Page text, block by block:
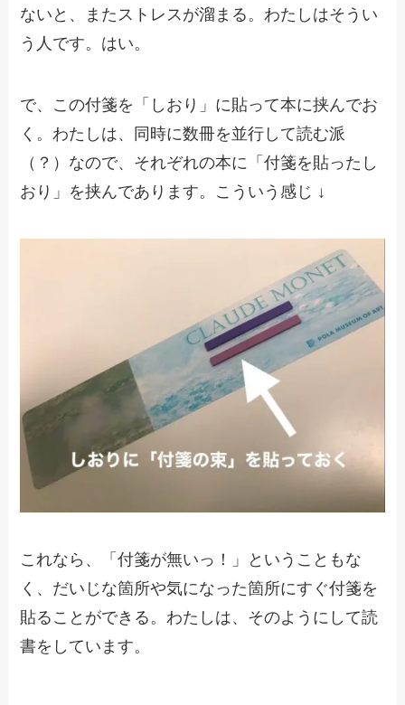
ないと、またストレスが溜まる。わたしはそうい
う人です。はい。
で、この付箋を「しおり」に貼って本に挟んでお
く。わたしは、同時に数冊を並行して読む派
（？）なので、それぞれの本に「付箋を貼ったし
おり」を挟んであります。こういう感じ ↓
これなら、「付箋が無いっ！」ということもな
く、だいじな箇所や気になった箇所にすぐ付箋を
貼ることができる。わたしは、そのようにして読
書をしています。